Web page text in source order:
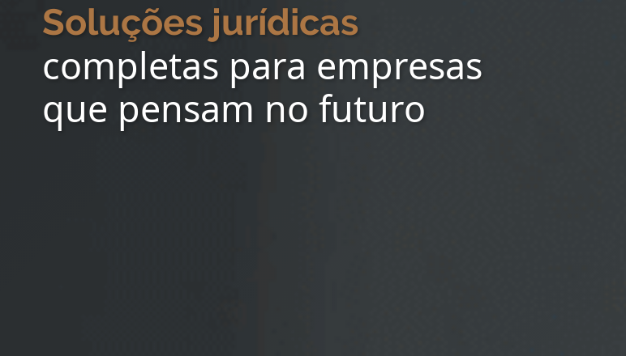
Soluções jurídicas
completas para empresas
que pensam no futuro